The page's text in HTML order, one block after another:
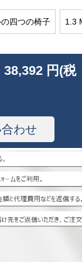
四つの椅子 1.3
38,392 円(税
わせ